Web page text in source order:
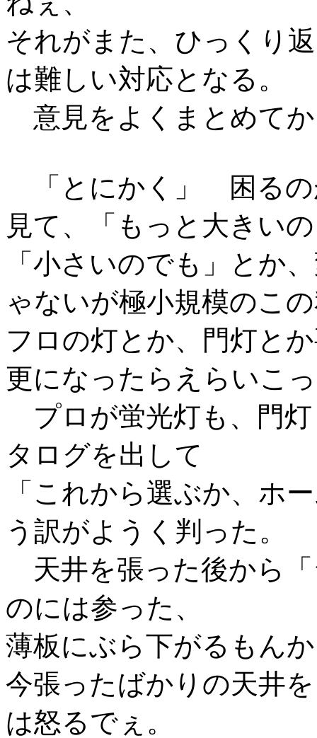
それがまた、ひっくり
は難しい対応となる。
意見をよくまとめて
「とにかく」 困るの
見て、「もっと大きい
「小さいのでも」とか
ゃないが極小規模のこ
フロの灯とか、門灯と
更になったらえらいこ
プロが蛍光灯も、門
タログを出して
「これから選ぶか、ホ
う訳がようく判った。
天井を張った後から
のには参った、
薄板にぶら下がるもん
今張ったばかりの天井
は怒るでぇ。